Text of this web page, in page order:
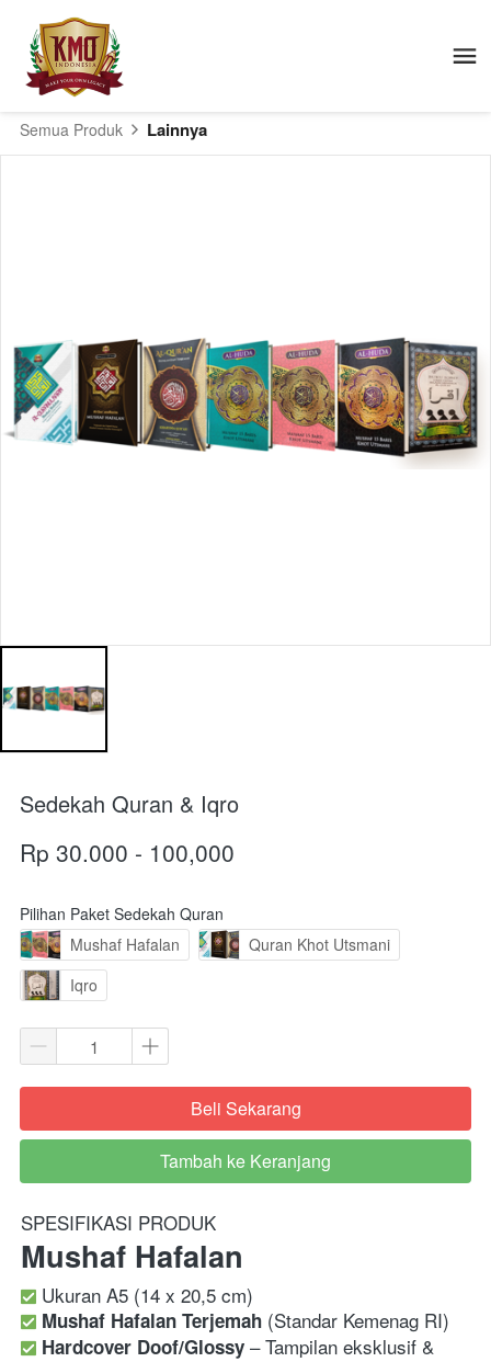
Semua Produk Lainnya
Sedekah Quran & Iqro
Rp 30.000 - 100,000
Pilihan Paket Sedekah Quran
Mushaf Hafalan
Quran Khot Utsmani
Iqro
`Beli Sekarang
`
Tambah ke Keranjang
SPESIFIKASI PRODUK
Mushaf Hafalan
Mushaf Hafalan Terjemah
Hardcover Doof/Glossy – Tampilan eksklusif &